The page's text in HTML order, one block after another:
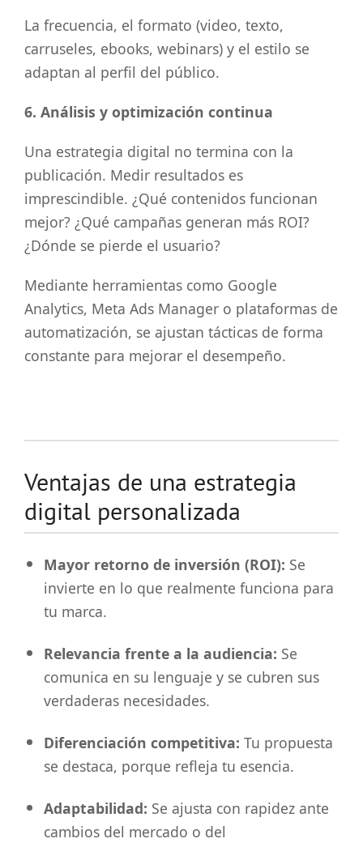
La frecuencia, el formato (video, texto,
carruseles, ebooks, webinars) y el estilo se
adaptan al perfil del público.
6. Análisis y optimización continua
Una estrategia digital no termina con la
publicación. Medir resultados es
imprescindible. ¿Qué contenidos funcionan
mejor? ¿Qué campañas generan más ROI?
¿Dónde se pierde el usuario?
Mediante herramientas como Google
Analytics, Meta Ads Manager o plataformas de
automatización, se ajustan tácticas de forma
constante para mejorar el desempeño.
Ventajas de una estrategia
digital personalizada
Mayor retorno de inversión (ROI): Se
invierte en lo que realmente funciona para
tu marca.
Relevancia frente a la audiencia: Se
comunica en su lenguaje y se cubren sus
verdaderas necesidades.
Diferenciación competitiva: Tu propuesta
se destaca, porque refleja tu esencia.
Adaptabilidad: Se ajusta con rapidez ante
cambios del mercado o del